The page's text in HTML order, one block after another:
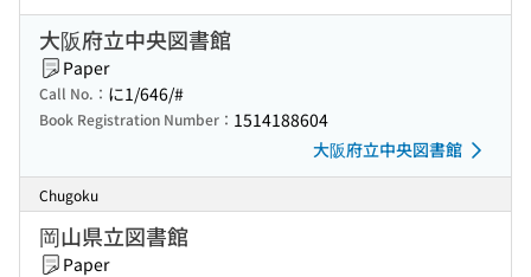
大阪府立中央図書館
Paper
Call No.： に1/646/#
Book Registration Number： 1514188604
大阪府立中央図書館
Chugoku
岡山県立図書館
Paper